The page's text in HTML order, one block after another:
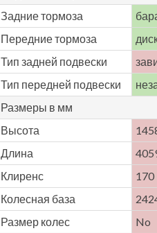
Задние тормоза
Передние тормоза
Тип задней подвески
Тип передней подвески
Размеры в мм
Высота
Длина
Клиренс
170
Колесная база
Размер колес
No